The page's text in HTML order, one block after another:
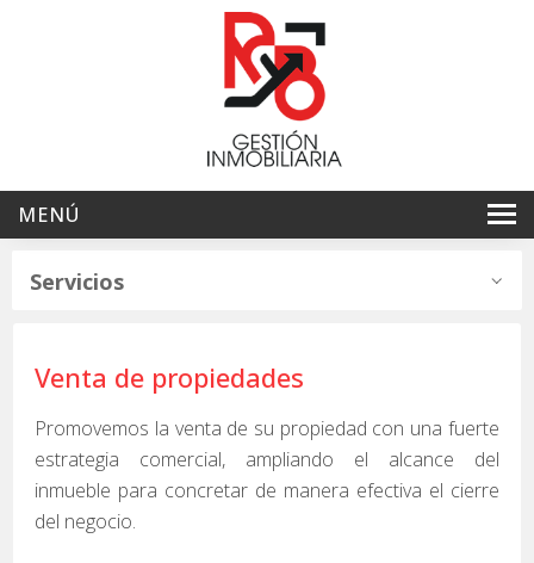
MENÚ
Nosotros
Contacto
Servicios
Venta de propiedades
Promovemos la venta de su propiedad con una fuerte
estrategia comercial, ampliando el alcance del
inmueble para concretar de manera efectiva el cierre
del negocio.